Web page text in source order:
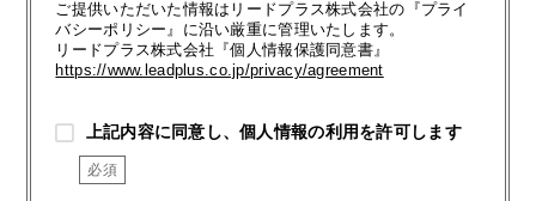
ご提供いただいた情報はリードプラス株式会社の『プライ
バシーポリシー』に沿い厳重に管理いたします。
リードプラス株式会社『個人情報保護同意書』
https://www.leadplus.co.jp/privacy/agreement
上記内容に同意し、個人情報の利用を許可します